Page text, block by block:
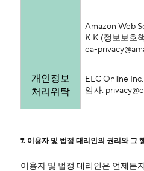
Amazon Web
K.K (정보보호
ea-
개인정보
처리위탁
ELC Online
임자:
7. 이용자 및 법정 대리인의 권리와 그
이용자 및 법정 대리인은 언제든